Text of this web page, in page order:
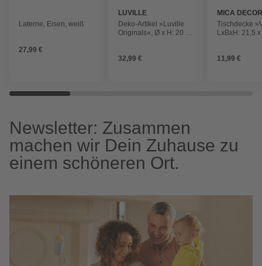
Laterne, Eisen, weiß
27,99 €
LUVILLE
Deko-Artikel »Luville
Originals«, Ø x H: 20 x
32,99 €
MICA
Tischdecke
LxBxH: 21,5
11,99 €
Newsletter: Zusammen
machen wir Dein Zuhause zu
einem schöneren Ort.